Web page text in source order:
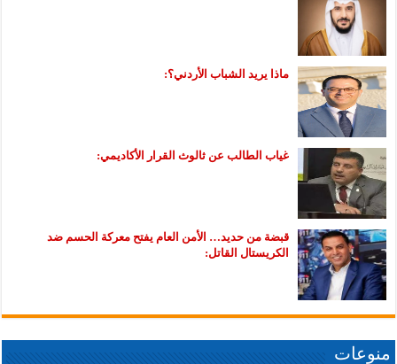
ماذا يريد الشباب الأردني؟:
غياب الطالب عن ثالوث القرار الأكاديمي:
قبضة من حديد… الأمن العام يفتح معركة الحسم ضد
الكريستال القاتل:
منوعات